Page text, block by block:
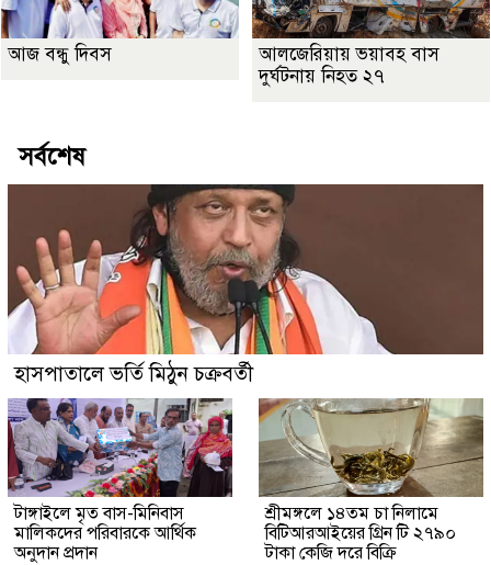
আজ বন্ধু দিবস
আলজেরিয়ায় ভয়াবহ বাস
দুর্ঘটনায় নিহত ২৭
সর্বশেষ
হাসপাতালে ভর্তি মিঠুন চক্রবর্তী
টাঙ্গাইলে মৃত বাস-মিনিবাস
মালিকদের পরিবারকে আর্থিক
অনুদান প্রদান
শ্রীমঙ্গলে ১৪তম চা নিলামে
বিটিআরআইয়ের গ্রিন টি ২৭৯০
টাকা কেজি দরে বিক্রি